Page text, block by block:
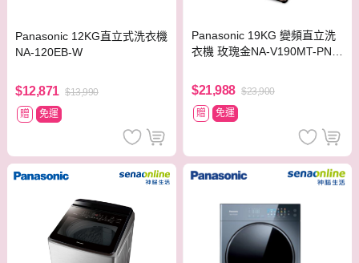
Panasonic 12KG直立式洗衣機
NA-120EB-W
$12,871 $13,990
贈
免運
Panasonic 19KG 變頻直立洗
衣機 玫瑰金NA-V190MT-PN
$21,988 $23,900
贈
免運